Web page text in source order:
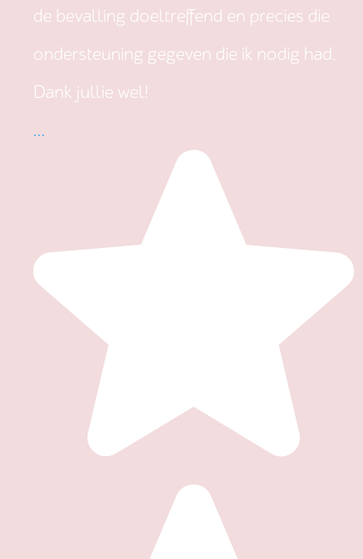
de bevalling doeltreffend en precies die
ondersteuning gegeven die ik nodig had.
Dank jullie wel!
...